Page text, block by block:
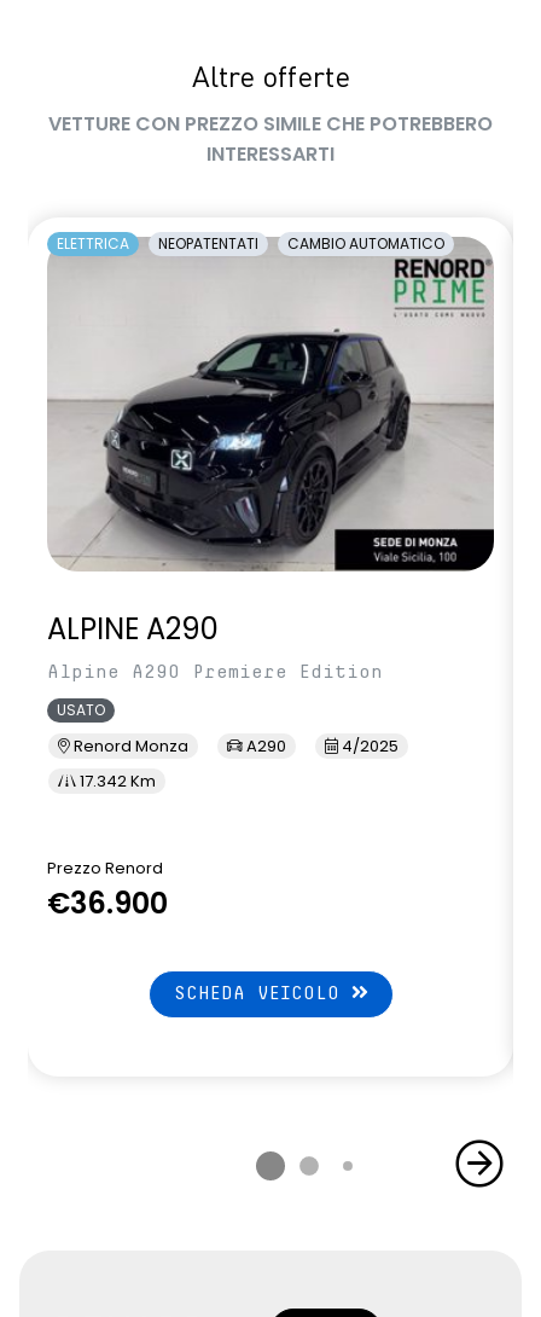
Altre offerte
VETTURE CON PREZZO SIMILE CHE POTREBBERO
INTERESSARTI
ELETTRICA NEOPATENTATI CAMBIO AUTOMATICO
ALPINE A290
Alpine A290 Premiere Edition
USATO
Renord Monza A290
4/2025
17.342 Km
Prezzo Renord
€36.900
SCHEDA VEICOLO